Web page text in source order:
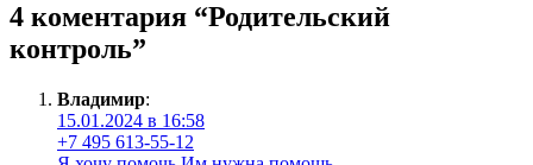
4 коментария “Родительский
контроль”
Владимир:
15.01.2024 в 16:58
+7 495 613-55-12